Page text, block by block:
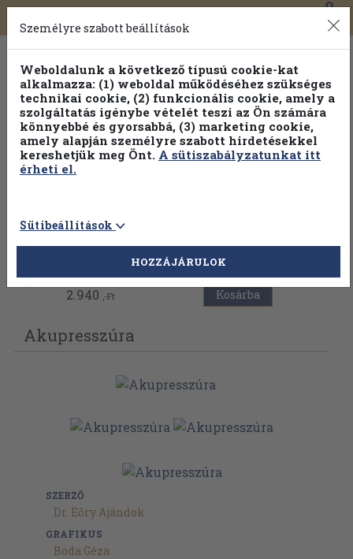
Toggle
navigation
0
Válogasson több mint 1.000.000 kiadványunk közül
100% kedvezménnyel!
Vissza az előző oldalra
2.940 ,-Ft Kosárba
Akupresszúra
SZERZŐ
Dr. Eőry Ajándok
GRAFIKUS
Boda Géza
Személyre szabott beállítások
Weboldalunk a következő típusú cookie-kat
alkalmazza: (1) weboldal működéséhez szükséges
technikai cookie, (2) funkcionális cookie, amely a
szolgáltatás igénybe vételét teszi az Ön számára
könnyebbé és gyorsabbá, (3) marketing cookie,
amely alapján személyre szabott hirdetésekkel
kereshetjük meg Önt. A sütiszabályzatunkat itt
érheti el.
Sütibeállítások
HOZZÁJÁRULOK